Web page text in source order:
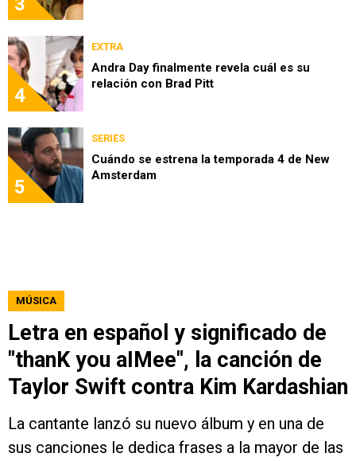
4
EXTRA
Andra Day finalmente revela cuál es su
relación con Brad Pitt
5
SERIES
Cuándo se estrena la temporada 4 de New
Amsterdam
MÚSICA
Letra en español y significado de
"thanK you aIMee", la canción de
Taylor Swift contra Kim Kardashian
La cantante lanzó su nuevo álbum y en una de
sus canciones le dedica frases a la mayor de las